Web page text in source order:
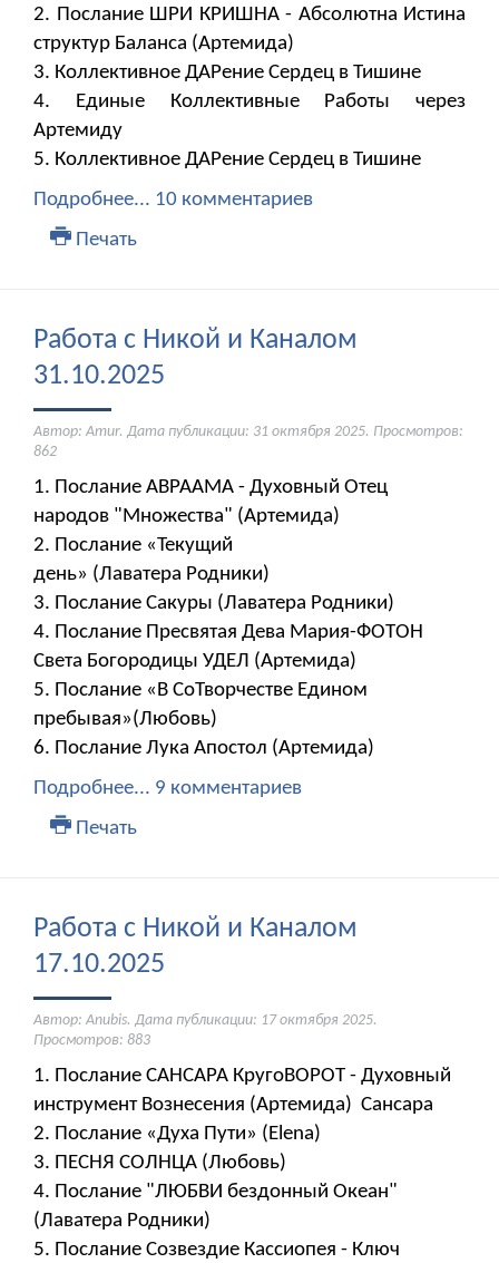
2. Послание ШРИ КРИШНА - Абсолютна Истина
структур Баланса (Артемида)
3. Коллективное ДАРение Сердец в Тишине
4. Единые Коллективные Работы через
Артемиду
5. Коллективное ДАРение Сердец в Тишине
Подробнее... 10 комментариев
Печать
Работа с Никой и Каналом
31.10.2025
Автор: Amur. Дата публикации: 31 октября 2025. Просмотров:
862
1. Послание АВРААМА - Духовный Отец
народов "Множества" (Артемида)
2. Послание «Текущий
день» (Лаватера Родники)
3. Послание Сакуры (Лаватера Родники)
4. Послание Пресвятая Дева Мария-ФОТОН
Света Богородицы УДЕЛ (Артемида)
5. Послание «В СоТворчестве Едином
пребывая»(Любовь)
6. Послание Лука Апостол (Артемида)
Подробнее... 9 комментариев
Печать
Работа с Никой и Каналом
17.10.2025
Автор: Anubis. Дата публикации: 17 октября 2025.
Просмотров: 883
1. Послание САНСАРА КругоВОРОТ - Духовный
инструмент Вознесения (Артемида) Сансара
2. Послание «Духа Пути» (Elena)
3. ПЕСНЯ СОЛНЦА (Любовь)
4. Послание "ЛЮБВИ бездонный Океан"
(Лаватера Родники)
5. Послание Созвездие Кассиопея - Ключ